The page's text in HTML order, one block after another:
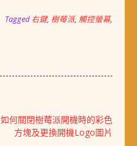
Tagged右鍵, 樹莓派, 觸控螢幕,
如何關閉樹莓派開機時的彩色
方塊及更換開機Logo圖片